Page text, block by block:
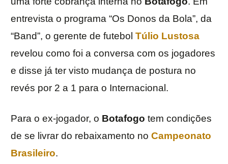
entrevista o programa “Os Donos da Bola”, da
“Band”, o gerente de futebol Túlio Lustosa
revelou como foi a conversa com os jogadores
e disse já ter visto mudança de postura no
revés por 2 a 1 para o Internacional.
Para o ex-jogador, o Botafogo tem condições
de se livrar do rebaixamento no Campeonato
Brasileiro.